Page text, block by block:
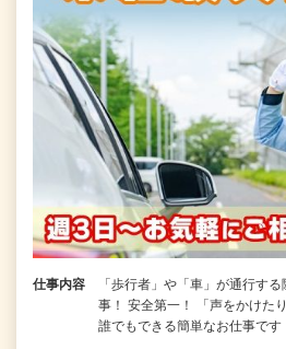
仕事内容
「歩行者」や「車」が通行す
事！ 安全第一！ 「声をかけた
誰でもできる簡単なお仕事で